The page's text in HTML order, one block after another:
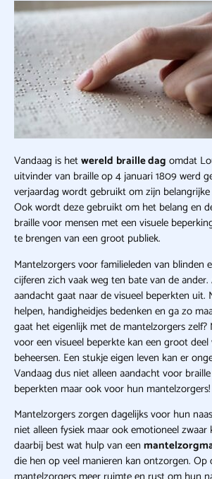
Vandaag is hetwereld braille dag omdat
uitvinder van braille op 4 januari 1809 werd
verjaardag wordt gebruikt om zijn
Ook wordt deze gebruikt om het belang en
braille voor mensen met een visuele
te brengen van een groot publiek.
Mantelzorgers voor familieleden van blinden
cijferen zich vaak weg ten bate van de
aandacht gaat naar de visueel beperkten uit.
helpen, handigheidjes bedenken en ga zo
gaat het eigenlijk met de mantelzorgers zelf?
voor een visueel beperkte kan een groot deel
beheersen. Een stukje eigen leven kan er
Vandaag dus niet alleen aandacht voor
beperkten maar ook voor hun mantelzorgers!
Mantelzorgers zorgen dagelijks voor hun
niet alleen fysiek maar ook emotioneel
daarbij best wat hulp van een
die hen op veel manieren kan ontzorgen. Op